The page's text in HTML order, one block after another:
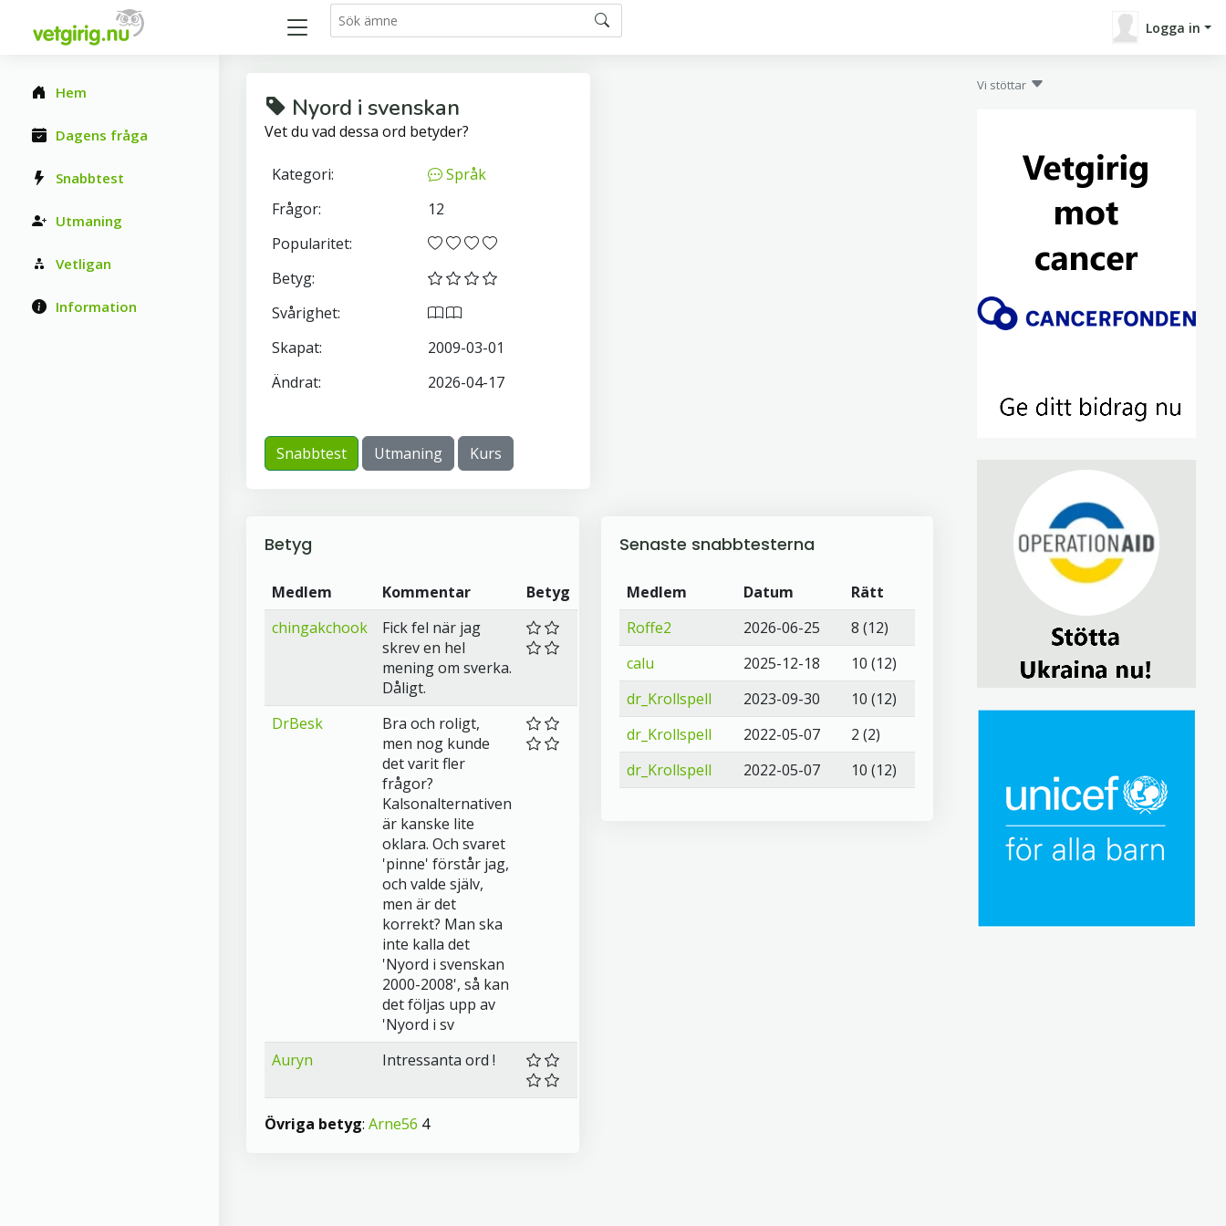
Logga in
Hem
Dagens fråga
Snabbtest
Utmaning
Vetligan
Information
Nyord i svenskan
Vet du vad dessa ord betyder?
Kategori:
Språk
Frågor:
12
Popularitet:
Betyg:
Svårighet:
Skapat:
2009-03-01
Ändrat:
2026-04-17
Snabbtest Utmaning Kurs
Betyg
Medlem Kommentar
Betyg
chingakchook
Fick fel när jag
skrev en hel
mening om sverka.
Dåligt.
DrBesk
Bra och roligt,
men nog kunde
det varit fler
frågor?
Kalsonalternativen
är kanske lite
oklara. Och svaret
'pinne' förstår jag,
och valde själv,
men är det
korrekt? Man ska
inte kalla det
'Nyord i svenskan
2000-2008', så kan
det följas upp av
'Nyord i sv
Auryn
Intressanta ord !
Övriga betyg: Arne56 4
Senaste snabbtesterna
Medlem Datum
Rätt
Roffe2
2026-06-25
8 (12)
calu
2025-12-18
10 (12)
dr_Krollspell
2023-09-30
10 (12)
dr_Krollspell
2022-05-07
2 (2)
dr_Krollspell
2022-05-07 10 (12)
Vi stöttar